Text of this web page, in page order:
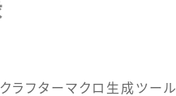
クラフターマクロ生成ツール